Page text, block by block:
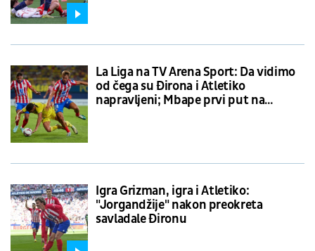
La Liga na TV Arena Sport: Da vidimo
od čega su Đirona i Atletiko
napravljeni; Mbape prvi put na
Igra Grizman, igra i Atletiko:
"Jorgandžije" nakon preokreta
savladale Đironu